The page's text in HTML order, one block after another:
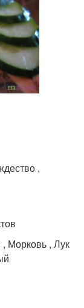
,
Морковь , Лук